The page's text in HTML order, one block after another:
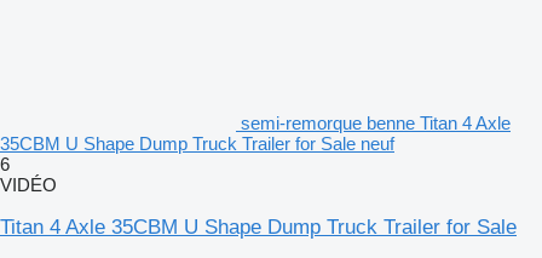
semi-remorque benne Titan 4 Axle
35CBM U Shape Dump Truck Trailer for Sale neuf
6
VIDÉO
Titan 4 Axle 35CBM U Shape Dump Truck Trailer for Sale